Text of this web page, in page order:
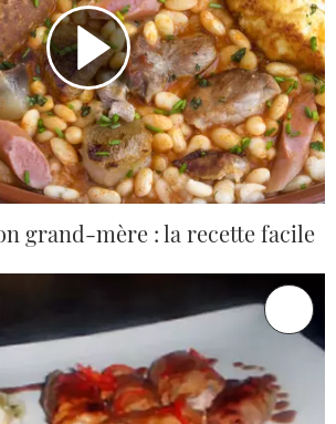
grand-mère : la recette facile